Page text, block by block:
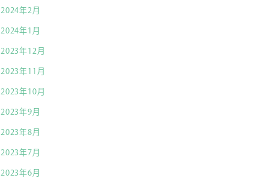
2024年2月
2024年1月
2023年12月
2023年11月
2023年10月
2023年9月
2023年8月
2023年7月
2023年6月